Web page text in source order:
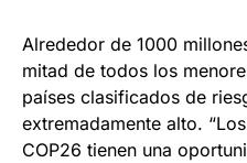
Alrededor de 1000
mitad de todos los
países clasificados de
extremadamente alto.
COP26 tienen una